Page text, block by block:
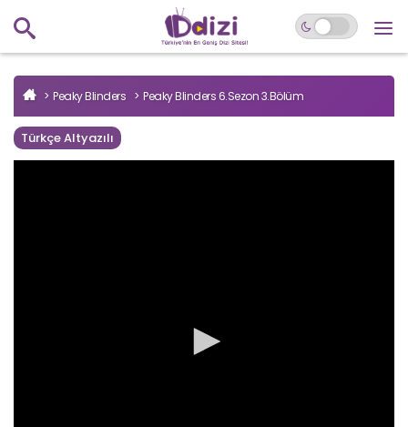
Peaky Blinders Peaky Blinders 6.Sezon 3.Bölüm
Türkçe Altyazılı